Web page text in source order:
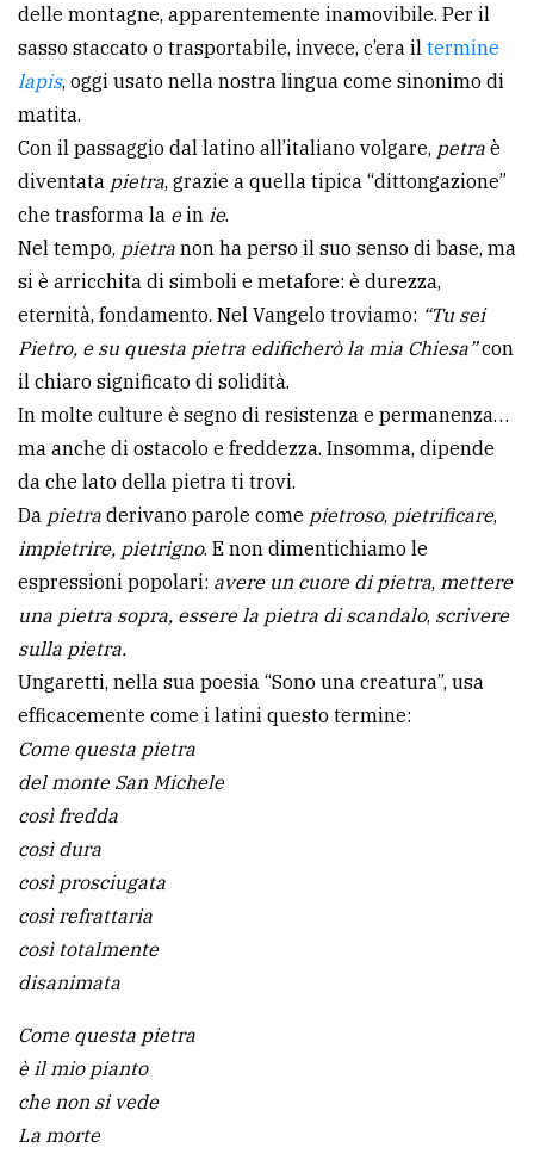
LE
ALTRE
TESTATE
PRIVACY
Privacy
policy
Cookie
policy
delle montagne, apparentemente inamovibile. Per il
sasso staccato o trasportabile, invece, c’era il termine
lapis, oggi usato nella nostra lingua come sinonimo di
matita.
Con il passaggio dal latino all’italiano volgare, petra è
diventata pietra, grazie a quella tipica “dittongazione”
che trasforma la ein ie.
Nel tempo, pietra non ha perso il suo senso di base, ma
si è arricchita di simboli e metafore: è durezza,
eternità, fondamento. Nel Vangelo troviamo: “Tu sei
Pietro, e su questa pietra edificherò la mia Chiesa”con
il chiaro significato di solidità.
In molte culture è segno di resistenza e permanenza…
ma anche di ostacolo e freddezza. Insomma, dipende
da che lato della pietra ti trovi.
Da pietra derivano parole come pietroso, pietrificare,
impietrire, pietrigno. E non dimentichiamo le
espressioni popolari: avere un cuore di pietra, mettere
una pietra sopra, essere la pietra di scandalo, scrivere
sulla pietra.
Ungaretti, nella sua poesia “Sono una creatura”, usa
efficacemente come i latini questo termine:
Come questa pietra
del monte San Michele
così fredda
così dura
così prosciugata
così refrattaria
così totalmente
disanimata
Come questa pietra
è il mio pianto
che non si vede
La morte